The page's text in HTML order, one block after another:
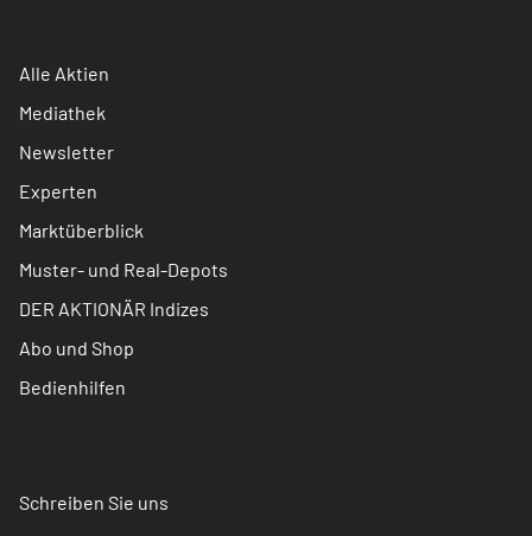
Alle Aktien
Mediathek
Newsletter
Experten
Marktüberblick
Muster- und Real-Depots
DER AKTIONÄR Indizes
Abo und Shop
Bedienhilfen
Schreiben Sie uns